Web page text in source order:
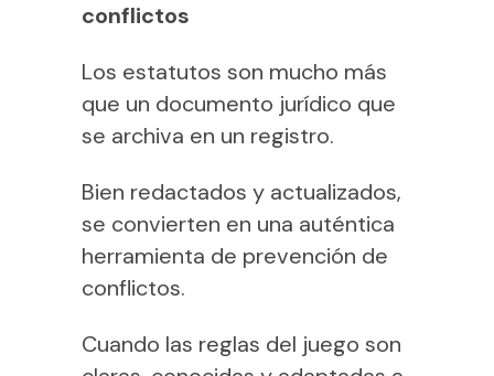
conflictos
Los estatutos son mucho más
que un documento jurídico que
se archiva en un registro.
Bien redactados y actualizados,
se convierten en una auténtica
herramienta de prevención de
conflictos.
Cuando las reglas del juego son